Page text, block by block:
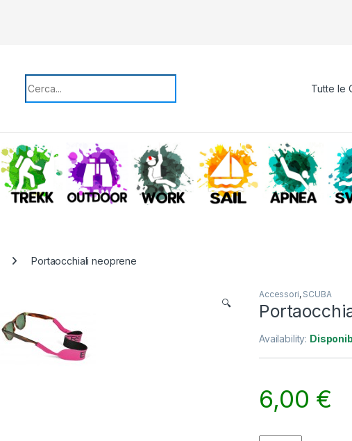
Search for:
CLIMB TREKKING OUTDOOR WORK SAIL
Portaocchiali neoprene
🔍
Accessori, SCUBA
Availability:
6,00 €